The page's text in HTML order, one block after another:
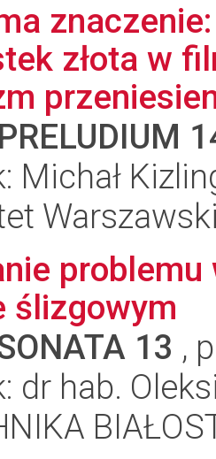
złota w
PRELUDIUM
Michał
ślizgowym
13 ,
dr hab.